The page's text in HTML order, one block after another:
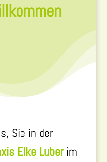
Sie in der
Elke Luberim